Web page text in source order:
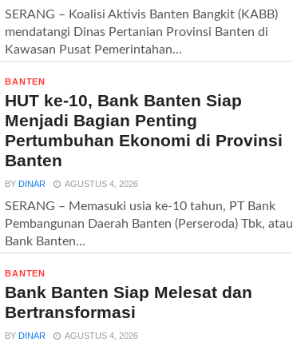
SERANG – Koalisi Aktivis Banten Bangkit (KABB)
mendatangi Dinas Pertanian Provinsi Banten di
Kawasan Pusat Pemerintahan...
BANTEN
HUT ke-10, Bank Banten Siap
Menjadi Bagian Penting
Pertumbuhan Ekonomi di Provinsi
Banten
BYDINAR AGUSTUS 4, 2026
SERANG – Memasuki usia ke-10 tahun, PT Bank
Pembangunan Daerah Banten (Perseroda) Tbk, atau
Bank Banten...
BANTEN
Bank Banten Siap Melesat dan
Bertransformasi
BYDINAR AGUSTUS 4, 2026